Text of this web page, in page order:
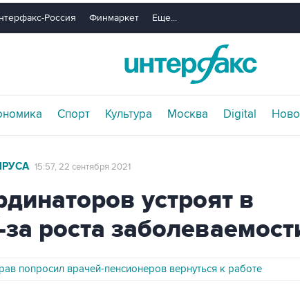
Россия Финмаркет Еще...
Спорт Культура Москва Digital
15:57, 22 сентября 2021
устроят в
роста
попросил врачей-пенсионеров вернуться к работе